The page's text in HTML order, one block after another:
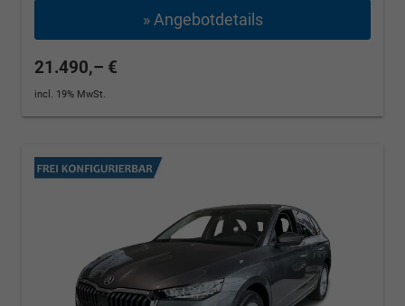
» Angebotdetails
21.490,– €
incl. 19% MwSt.